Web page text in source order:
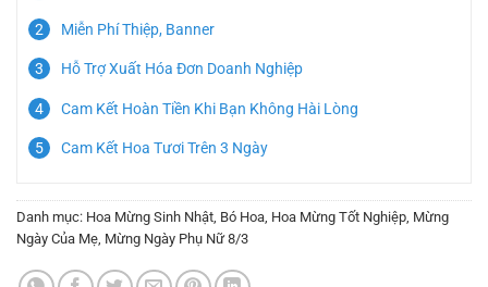
Miễn Phí Thiệp, Banner
Hỗ Trợ Xuất Hóa Đơn Doanh Nghiệp
Cam Kết Hoàn Tiền Khi Bạn Không Hài Lòng
Cam Kết Hoa Tươi Trên 3 Ngày
Danh mục: Hoa Mừng Sinh Nhật, Bó Hoa, Hoa Mừng Tốt Nghiệp, Mừng
Ngày Của Mẹ, Mừng Ngày Phụ Nữ 8/3